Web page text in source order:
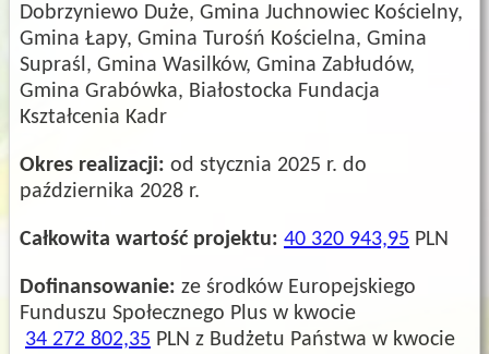
Dobrzyniewo Duże, Gmina Juchnowiec Kościelny,
Gmina Łapy, Gmina Turośń Kościelna, Gmina
Supraśl, Gmina Wasilków, Gmina Zabłudów,
Gmina Grabówka, Białostocka Fundacja
Kształcenia Kadr
Okres realizacji: od stycznia 2025 r. do
października 2028 r.
Całkowita wartość projektu: 40 320 943,95 PLN
Dofinansowanie: ze środków Europejskiego
Funduszu Społecznego Plus w kwocie
34 272 802,35 PLN z Budżetu Państwa w kwocie